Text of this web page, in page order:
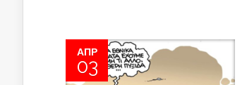
ΑΠΡ
03